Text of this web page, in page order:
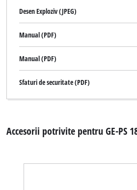
Desen Exploziv (JPEG)
Manual (PDF)
Manual (PDF)
Sfaturi de securitate (PDF)
Accesorii potrivite pentru GE-PS